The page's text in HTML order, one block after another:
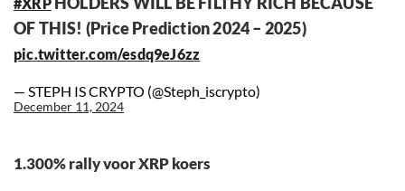
OF THIS! (Price Prediction 2024 – 2025)
pic.twitter.com/esdq9eJ6zz
— STEPH IS CRYPTO (@Steph_iscrypto)
December 11, 2024
1.300% rally voor XRP koers